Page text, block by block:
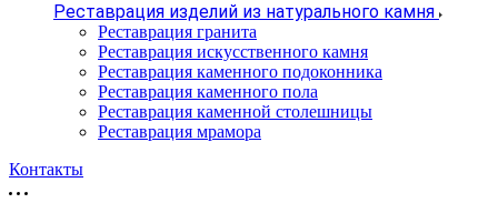
Реставрация изделий из натурального камня
Реставрация гранита
Реставрация искусственного камня
Реставрация каменного подоконника
Реставрация каменного пола
Реставрация каменной столешницы
Реставрация мрамора
Контакты